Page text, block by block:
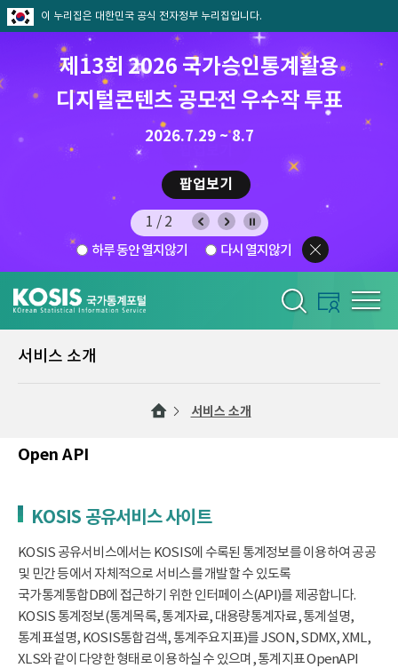
이 누리집은 대한민국 공식 전자정부 누리집입니다.
제13회 2026 국가승인통계활용
디지털콘텐츠 공모전 우수작 투표
2026.7.29 ~ 8.7
팝업보기
8월 통계찾기 퀴즈이벤트
8.7.(금) ~ 8.21.(금)
1/2
하루 동안 열지않기 다시 열지않기
서비스 소개
서비스 소개
Open API
KOSIS 공유서비스 사이트
KOSIS 공유서비스에서는 KOSIS에 수록된 통계정보를 이용하여 공공
및 민간 등에서 자체적으로 서비스를 개발할 수 있도록
국가통계통합DB에 접근하기 위한 인터페이스(API)를 제공합니다.
KOSIS 통계정보(통계목록, 통계자료, 대용량통계자료, 통계설명,
통계표설명, KOSIS통합검색, 통계주요지표)를 JSON, SDMX, XML,
XLS와 같이 다양한 형태로 이용하실 수 있으며, 통계지표 OpenAPI